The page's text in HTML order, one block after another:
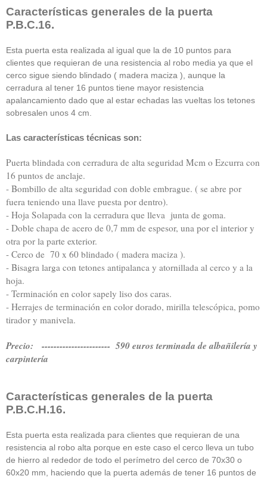
Características generales de la puerta
P.B.C.16.
Esta puerta esta realizada al igual que la de 10 puntos para
clientes que requieran de una resistencia al robo media ya que el
cerco sigue siendo blindado ( madera maciza ), aunque la
cerradura al tener 16 puntos tiene mayor resistencia
apalancamiento dado que al estar echadas las vueltas los tetones
sobresalen unos 4 cm.
Las características técnicas son:
Puerta blindada con cerradura de alta seguridad Mcm o Ezcurra con
16 puntos de anclaje.
- Bombillo de alta seguridad con doble embrague. ( se abre por
fuera teniendo una llave puesta por dentro).
- Hoja Solapada con la cerradura que lleva junta de goma.
- Doble chapa de acero de 0,7 mm de espesor, una por el interior y
otra por la parte exterior.
- Cerco de 70 x 60 blindado ( madera maciza ).
- Bisagra larga con tetones antipalanca y atornillada al cerco y a la
hoja.
- Terminación en color sapely liso dos caras.
- Herrajes de terminación en color dorado, mirilla telescópica, pomo
tirador y manivela.
Precio: ----------------------- 590 euros terminada de albañilería y
carpintería
Características generales de la puerta
P.B.C.H.16.
Esta puerta esta realizada para clientes que requieran de una
resistencia al robo alta porque en este caso el cerco lleva un tubo
de hierro al rededor de todo el perímetro del cerco de 70x30 o
60x20 mm, haciendo que la puerta además de tener 16 puntos de